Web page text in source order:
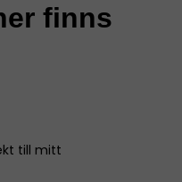
finns
till mitt